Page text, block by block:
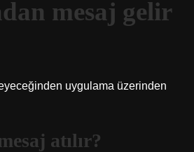
mesaj gelir
uygulama üzerinden
atılır?